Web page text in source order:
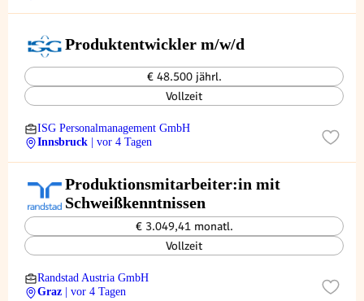
Produktentwickler m/w/d
€ 48.500 jährl.
Vollzeit
ISG Personalmanagement GmbH
Innsbruck
| vor 4 Tagen
Produktionsmitarbeiter:in mit
Schweißkenntnissen
€ 3.049,41 monatl.
Vollzeit
Randstad Austria GmbH
Graz
| vor 4 Tagen